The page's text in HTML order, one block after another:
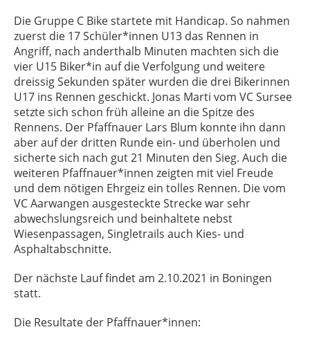
Die Gruppe C Bike startete mit Handicap. So nahmen
zuerst die 17 Schüler*innen U13 das Rennen in
Angriff, nach anderthalb Minuten machten sich die
vier U15 Biker*in auf die Verfolgung und weitere
dreissig Sekunden später wurden die drei Bikerinnen
U17 ins Rennen geschickt. Jonas Marti vom VC Sursee
setzte sich schon früh alleine an die Spitze des
Rennens. Der Pfaffnauer Lars Blum konnte ihn dann
aber auf der dritten Runde ein- und überholen und
sicherte sich nach gut 21 Minuten den Sieg. Auch die
weiteren Pfaffnauer*innen zeigten mit viel Freude
und dem nötigen Ehrgeiz ein tolles Rennen. Die vom
VC Aarwangen ausgesteckte Strecke war sehr
abwechslungsreich und beinhaltete nebst
Wiesenpassagen, Singletrails auch Kies- und
Asphaltabschnitte.
Der nächste Lauf findet am 2.10.2021 in Boningen
statt.
Die Resultate der Pfaffnauer*innen: